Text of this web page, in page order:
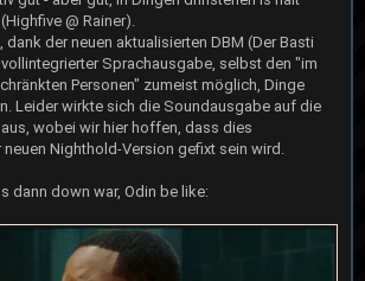
@ Rainer).
dank der neuen aktualisierten DBM (Der Basti
Sprachausgabe, selbst den "im
Personen" zumeist möglich, Dinge
Leider wirkte sich die Soundausgabe auf die
wobei wir hier hoffen, dass dies
Nighthold-Version gefixt sein wird.
dann down war, Odin be like: